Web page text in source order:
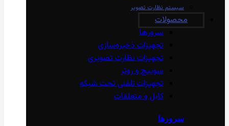
سیستم نظارت تصویر
محصولات
سرورها
تجهیزات ذخیره‌سازی
تجهیزات نظارت تصویری
سوییچ و روتر
تجهیزات تلفنی تحت شبکه
کابل و متعلقات
سرورها